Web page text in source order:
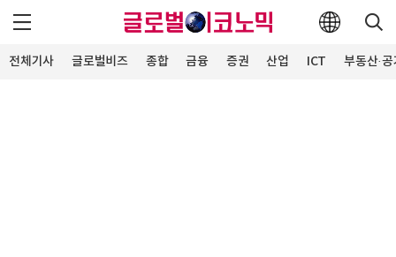
전체기사 글로벌비즈 종합 금융 증권 산업 ICT 부동산·